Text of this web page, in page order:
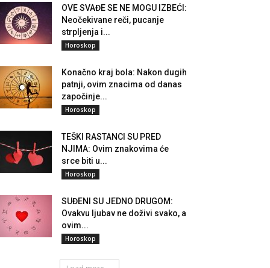
OVE SVAĐE SE NE MOGU IZBEĆI:
Neočekivane reči, pucanje
strpljenja i...
Horoskop
Konačno kraj bola: Nakon dugih
patnji, ovim znacima od danas
započinje...
Horoskop
TEŠKI RASTANCI SU PRED
NJIMA: Ovim znakovima će
srce biti u...
Horoskop
SUĐENI SU JEDNO DRUGOM:
Ovakvu ljubav ne doživi svako, a
ovim...
Horoskop